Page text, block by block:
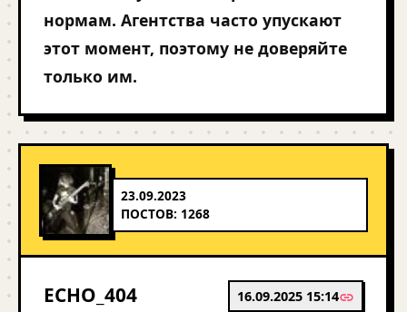
нормам. Агентства часто упускают
этот момент, поэтому не доверяйте
только им.
23.09.2023
ПОСТОВ: 1268
ECHO_404 16.09.2025 15:14